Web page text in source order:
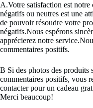
A.Votre satisfaction est
négatifs ou neutres est une
de pouvoir résoudre votre
négatifs.Nous espérons
apprécierez notre
commentaires positifs.
B Si des photos des produits
commentaires positifs, vous
contacter pour un cadeau
Merci beaucoup!